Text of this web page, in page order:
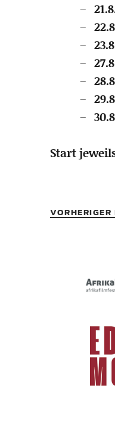
Start